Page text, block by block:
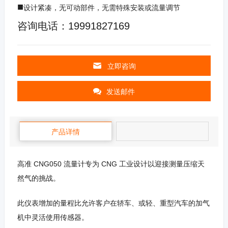
■设计紧凑，无可动部件，无需特殊安装或流量调节
咨询电话：19991827169
立即咨询
发送邮件
产品详情
高准 CNG050 流量计专为 CNG 工业设计以迎接测量压缩天
然气的挑战。
此仪表增加的量程比允许客户在轿车、或轻、重型汽车的加气
机中灵活使用传感器。